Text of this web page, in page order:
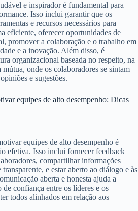
e inspirador é fundamental para
Isso inclui garantir que os
e recursos necessários para
eficiente, oferecer oportunidades de
promover a colaboração e o trabalho em
e a inovação. Além disso, é
organizacional baseada no respeito, na
onde os colaboradores se sintam
e sugestões.
equipes de alto desempenho: Dicas
equipes de alto desempenho é
efetiva. Isso inclui fornecer feedback
compartilhar informações
e estar aberto ao diálogo e às
aberta e honesta ajuda a
confiança entre os líderes e os
todos alinhados em relação aos